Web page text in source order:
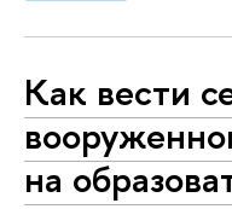
Как вести
на